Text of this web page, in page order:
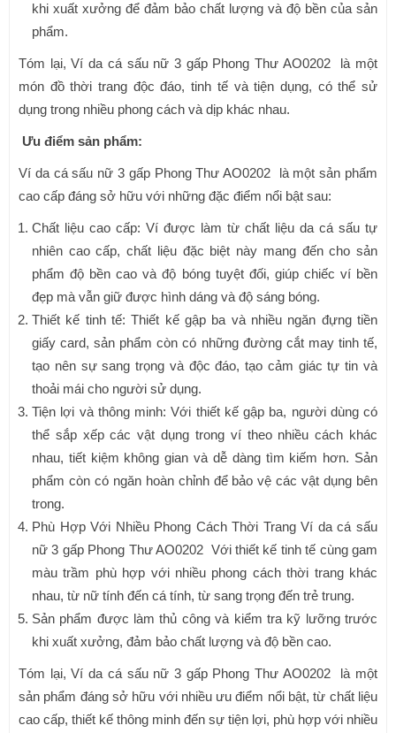
khi xuất xưởng để đảm bảo chất lượng và độ bền của sản
phẩm.
Tóm lại, Ví da cá sấu nữ 3 gấp Phong Thư AO0202 là một
món đồ thời trang độc đáo, tinh tế và tiện dụng, có thể sử
dụng trong nhiều phong cách và dịp khác nhau.
Ưu điểm sản phẩm:
Ví da cá sấu nữ 3 gấp Phong Thư AO0202 là một sản phẩm
cao cấp đáng sở hữu với những đặc điểm nổi bật sau:
Chất liệu cao cấp: Ví được làm từ chất liệu da cá sấu tự
nhiên cao cấp, chất liệu đặc biệt này mang đến cho sản
phẩm độ bền cao và độ bóng tuyệt đối, giúp chiếc ví bền
đẹp mà vẫn giữ được hình dáng và độ sáng bóng.
Thiết kế tinh tế: Thiết kế gập ba và nhiều ngăn đựng tiền
giấy card, sản phẩm còn có những đường cắt may tinh tế,
tạo nên sự sang trọng và độc đáo, tạo cảm giác tự tin và
thoải mái cho người sử dụng.
Tiện lợi và thông minh: Với thiết kế gập ba, người dùng có
thể sắp xếp các vật dụng trong ví theo nhiều cách khác
nhau, tiết kiệm không gian và dễ dàng tìm kiếm hơn. Sản
phẩm còn có ngăn hoàn chỉnh để bảo vệ các vật dụng bên
trong.
Phù Hợp Với Nhiều Phong Cách Thời Trang Ví da cá sấu
nữ 3 gấp Phong Thư AO0202 Với thiết kế tinh tế cùng gam
màu trầm phù hợp với nhiều phong cách thời trang khác
nhau, từ nữ tính đến cá tính, từ sang trọng đến trẻ trung.
Sản phẩm được làm thủ công và kiểm tra kỹ lưỡng trước
khi xuất xưởng, đảm bảo chất lượng và độ bền cao.
Tóm lại, Ví da cá sấu nữ 3 gấp Phong Thư AO0202 là một
sản phẩm đáng sở hữu với nhiều ưu điểm nổi bật, từ chất liệu
cao cấp, thiết kế thông minh đến sự tiện lợi, phù hợp với nhiều